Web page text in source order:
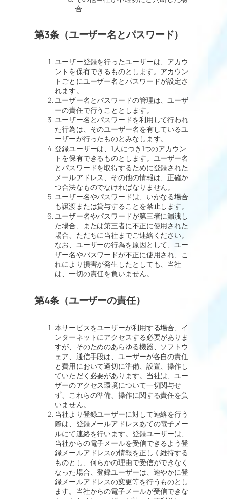
合
第3条（ユーザー名とパスワード）
ユーザー登録を行ったユーザーは、アカウ
ントを保有できるものとします。アカウン
トごとにユーザー名とパスワードが設定さ
れます。
ユーザー名とパスワードの管理は、ユーザ
ーの責任で行うこととします。
ユーザー名とパスワードを利用して行われ
た行為は、そのユーザー名を有しているユ
ーザーが行ったものとみなします。
登録ユーザーは、1人につき1つのアカウン
トを保有できるものとします。ユーザー名
とパスワードを取得するために登録された
メールアドレス、その他の情報は、正確か
つ合法なものでなければなりません。
ユーザー名やパスワードは、いかなる場合
も譲渡または貸与することを禁止します。
ユーザー名やパスワードが第三者に漏洩し
た場合、または第三者に不正に使用された
場合、ただちに当社までご連絡ください。
なお、ユーザーの行為を原因として、ユー
ザー名やパスワードが不正に使用され、こ
れにより損害が発生したとしても、当社
は、一切の責任を負いません。
第4条（ユーザーの責任）
本サービスをユーザーが利用する場合、イ
ンターネットにアクセスする必要がありま
すが、そのためのあらゆる機器、ソフトウ
ェア、通信手段は、ユーザーが各自の責任
と費用において適切に準備、設置、操作し
ていただく必要があります。当社は、ユー
ザーのアクセス環境について一切関与せ
ず、これらの準備、操作に関する責任を負
いません。
当社より登録ユーザーに対して連絡を行う
際は、登録メールアドレスあての電子メー
ルにて連絡を行います。登録ユーザーは、
当社からの電子メールを受信できるよう登
録メールアドレスの情報を正しく維持する
ものとし、何らかの理由で受信ができなく
なった場合、登録ユーザーは、速やかに登
録メールアドレスの変更等を行うものとし
ます。当社からの電子メールが受信できな